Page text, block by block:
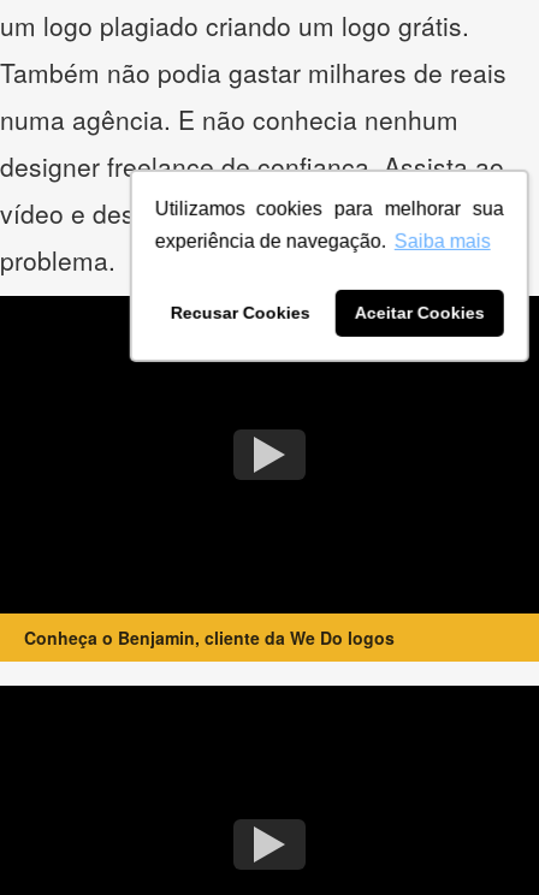
Utilizamos cookies para melhorar sua
experiência de navegação. Saiba mais
Recusar Cookies Aceitar Cookies
um logo plagiado criando um logo grátis.
Também não podia gastar milhares de reais
numa agência. E não conhecia nenhum
designer freelance de confiança. Assista ao
vídeo e descubra como ele solucionou esse
problema.
Conheça o Benjamin, cliente da We Do logos